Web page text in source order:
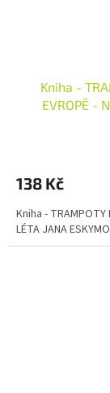
Kniha -
EVROPĚ -
138 Kč
Kniha - TRAMPOTY
LÉTA JANA